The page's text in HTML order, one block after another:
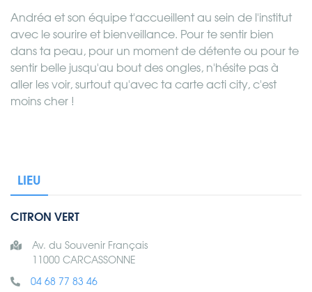
Andréa et son équipe t'accueillent au sein de l'institut
avec le sourire et bienveillance. Pour te sentir bien
dans ta peau, pour un moment de détente ou pour te
sentir belle jusqu'au bout des ongles, n'hésite pas à
aller les voir, surtout qu'avec ta carte acti city, c'est
moins cher !
LIEU
CITRON VERT
Av. du Souvenir Français
11000 CARCASSONNE
04 68 77 83 46